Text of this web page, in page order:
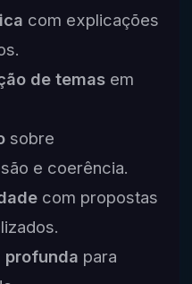
com explicações
de temasem
sobre
e coerência.
com propostas
profunda para